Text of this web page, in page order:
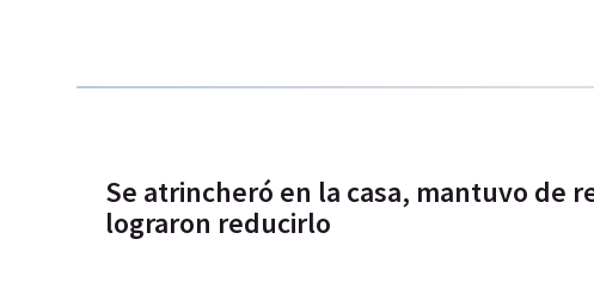
Se atrincheró en la casa, mantuvo de
lograron reducirlo